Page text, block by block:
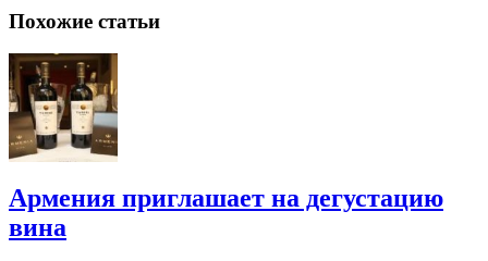
Похожие статьи
Армения приглашает на дегустацию
вина